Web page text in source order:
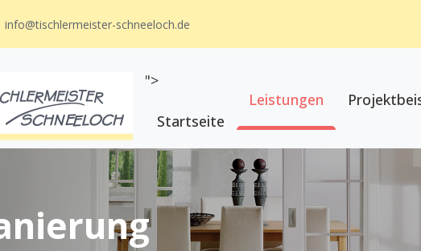
info@tischlermeister-schneeloch.de
">
Startseite
Leistungen